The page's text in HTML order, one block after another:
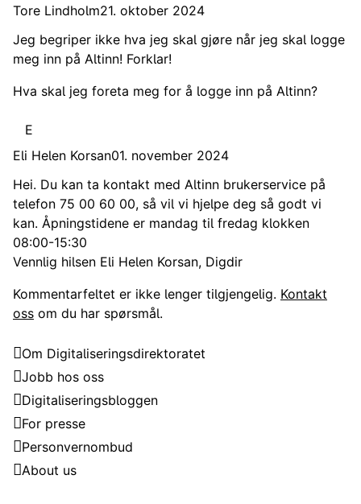
Tore Lindholm21. oktober 2024
Jeg begriper ikke hva jeg skal gjøre når jeg skal logge
meg inn på Altinn! Forklar!
Hva skal jeg foreta meg for å logge inn på Altinn?
Som svar på
E
Eli Helen Korsan01. november 2024
Hei. Du kan ta kontakt med Altinn brukerservice på
telefon 75 00 60 00, så vil vi hjelpe deg så godt vi
kan. Åpningstidene er mandag til fredag klokken
08:00-15:30
Vennlig hilsen Eli Helen Korsan, Digdir
Kommentarfeltet er ikke lenger tilgjengelig. Kontakt
oss om du har spørsmål.
Om Digitaliseringsdirektoratet
Jobb hos oss
Digitaliseringsbloggen
For presse
Personvernombud
About us